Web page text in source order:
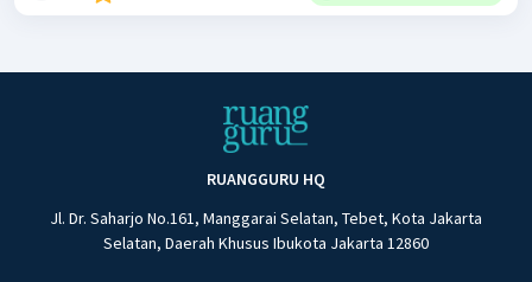
RUANGGURU HQ
Jl. Dr. Saharjo No.161, Manggarai Selatan, Tebet, Kota Jakarta
Selatan, Daerah Khusus Ibukota Jakarta 12860